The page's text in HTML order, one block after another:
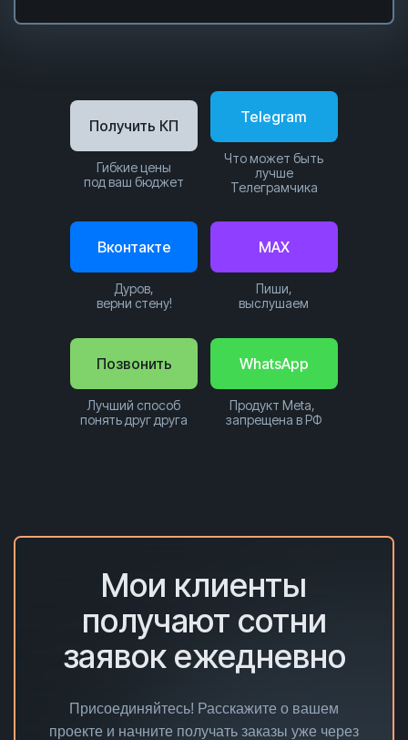
Позвонить
Лучший способ
понять друг друга
WhatsApp
Продукт Meta,
запрещена в РФ
Telegram
Что может быть
лучше
Телеграмчика
Вконтакте
Дуров,
верни стену!
Получить КП
Гибкие цены
под ваш бюджет
MAX
Пиши,
выслушаем
Мои клиенты
получают сотни
заявок ежедневно
Присоединяйтесь! Расскажите о вашем
проекте и начните получать заказы уже через